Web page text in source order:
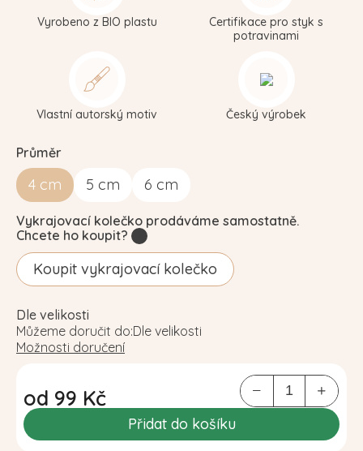
Průměr
4 cm 5 cm 6 cm
od 99 Kč
Měrná
cena:
Přidat do košíku
Vyrobeno z BIO plastu
Certifikace pro styk s
potravinami
Vlastní autorský motiv Český výrobek
Vykrajovací kolečko prodáváme samostatně.
Chcete ho koupit?
Koupit vykrajovací kolečko
Dle velikosti
Můžeme doručit do:Dle velikosti
Možnosti doručení